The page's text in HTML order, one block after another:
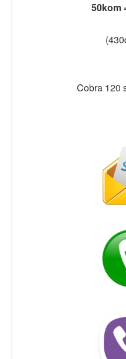
50kom
Cobra 120